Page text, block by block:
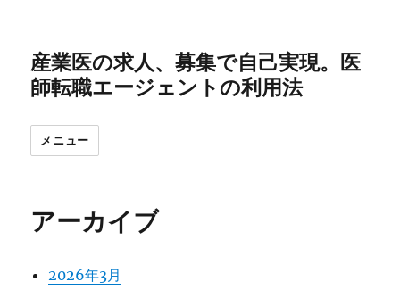
産業医の求人、募集で自己実現。医
師転職エージェントの利用法
メニュー
アーカイブ
2026年3月